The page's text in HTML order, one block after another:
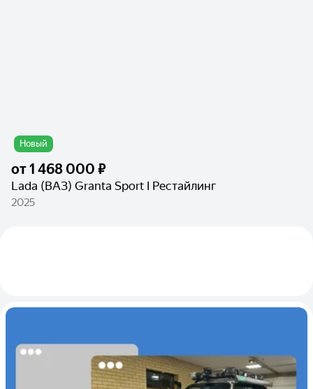
Новый
от1 468 000 ₽
Lada (ВАЗ) Granta Sport I Рестайлинг
2025